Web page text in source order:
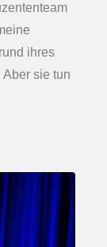
ihres
sie tun